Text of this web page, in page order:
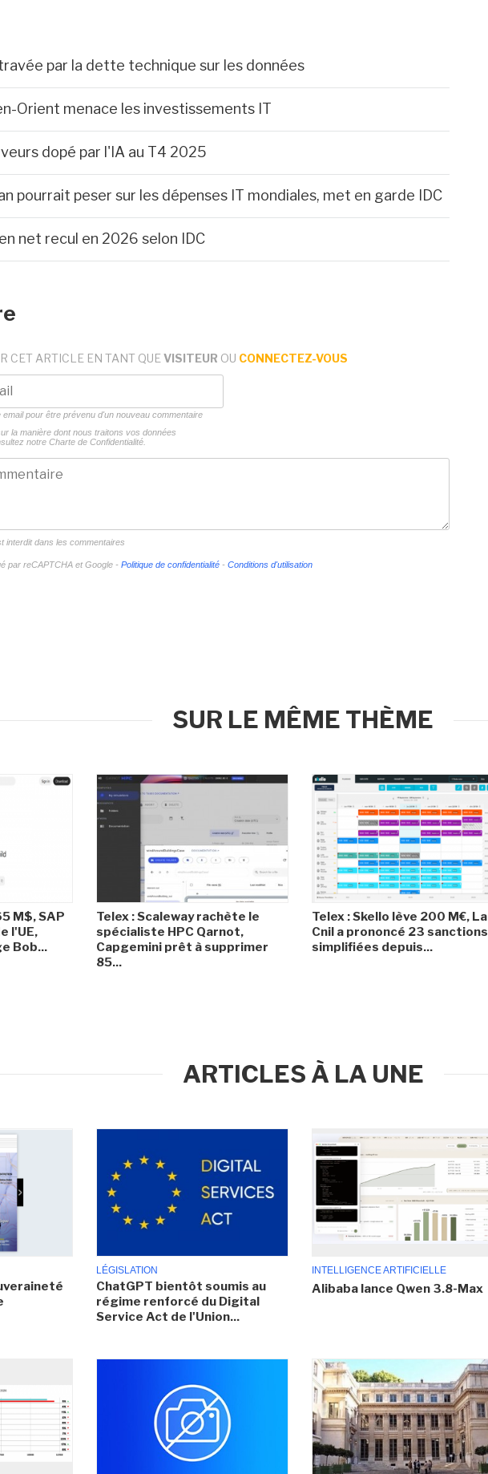
par la dette technique sur les données
Orient menace les investissements IT
dopé par l'IA au T4 2025
pourrait peser sur les dépenses IT mondiales, met en garde IDC
net recul en 2026 selon IDC
CET ARTICLE EN TANT QUE VISITEUR OU CONNECTEZ-VOUS
pour être prévenu d'un nouveau commentaire
la manière dont nous traitons vos données
notre Charte de Confidentialité.
interdit dans les commentaires
par reCAPTCHA et Google - Politique de confidentialité - Conditions d'utilisation
SUR LE MÊME THÈME
M$, SAP
l'UE,
Bob...
Telex : Scaleway rachète le
spécialiste HPC Qarnot,
Capgemini prêt à supprimer
85...
Telex : Skello lève 200 M€, La
Cnil a prononcé 23 sanctions
simplifiées depuis...
ARTICLES À LA UNE
LÉGISLATION
ChatGPT bientôt soumis au
régime renforcé du Digital
Service Act de l'Union...
INTELLIGENCE ARTIFICIELLE
Alibaba lance Qwen 3.8-Max